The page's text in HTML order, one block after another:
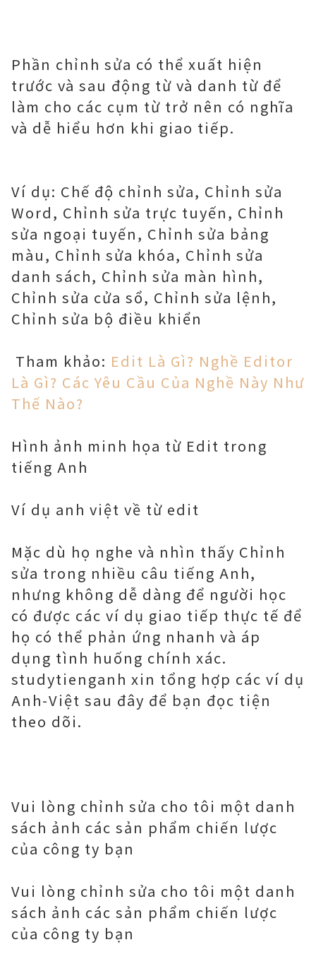
Phần chỉnh sửa có thể xuất hiện
trước và sau động từ và danh từ để
làm cho các cụm từ trở nên có nghĩa
và dễ hiểu hơn khi giao tiếp.
Ví dụ: Chế độ chỉnh sửa, Chỉnh sửa
Word, Chỉnh sửa trực tuyến, Chỉnh
sửa ngoại tuyến, Chỉnh sửa bảng
màu, Chỉnh sửa khóa, Chỉnh sửa
danh sách, Chỉnh sửa màn hình,
Chỉnh sửa cửa sổ, Chỉnh sửa lệnh,
Chỉnh sửa bộ điều khiển
Tham khảo: Edit Là Gì? Nghề Editor
Là Gì? Các Yêu Cầu Của Nghề Này Như
Thế Nào?
Hình ảnh minh họa từ Edit trong
tiếng Anh
Ví dụ anh việt về từ edit
Mặc dù họ nghe và nhìn thấy Chỉnh
sửa trong nhiều câu tiếng Anh,
nhưng không dễ dàng để người học
có được các ví dụ giao tiếp thực tế để
họ có thể phản ứng nhanh và áp
dụng tình huống chính xác.
studytienganh xin tổng hợp các ví dụ
Anh-Việt sau đây để bạn đọc tiện
theo dõi.
Vui lòng chỉnh sửa cho tôi một danh
sách ảnh các sản phẩm chiến lược
của công ty bạn
Vui lòng chỉnh sửa cho tôi một danh
sách ảnh các sản phẩm chiến lược
của công ty bạn